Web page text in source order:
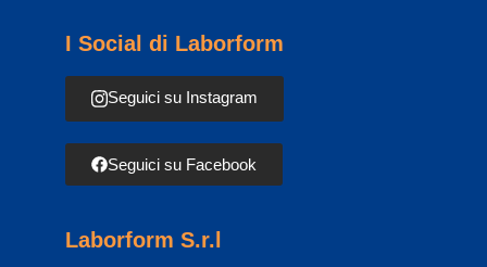
I Social di Laborform
Seguici su Instagram
Seguici su Facebook
Laborform S.r.l